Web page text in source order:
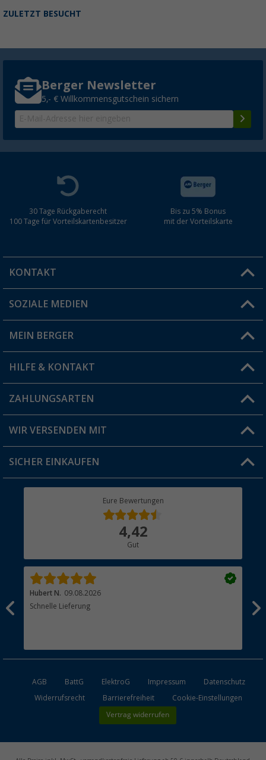
ZULETZT BESUCHT
Berger Newsletter
5,- € Willkommensgutschein sichern
30 Tage Rückgaberecht
100 Tage für Vorteilskartenbesitzer
Bis zu 5% Bonus
mit der Vorteilskarte
KONTAKT
Du hast eine Frage?
Filiale finden
SOZIALE MEDIEN
MEIN BERGER
Vorteilskarte
Blog
Jobs & Karriere
HILFE & KONTAKT
FAQ & Kontakt
Versandinformationen
Rücksendung
ZAHLUNGSARTEN
WIR VERSENDEN MIT
SICHER EINKAUFEN
Eure Bewertungen
4,42
Gut
Hubert N. 09.08.2026
Schnelle Lieferung
AGB BattG ElektroG Impressum
Datenschutz
Widerrufsrecht
Barrierefreiheit Cookie-Einstellungen
Vertrag widerrufen